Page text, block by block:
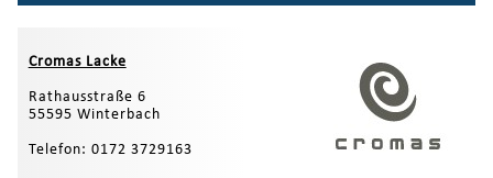
Cromas Lacke
Rathausstraße 6
55595 Winterbach
Telefon: 0172 3729163